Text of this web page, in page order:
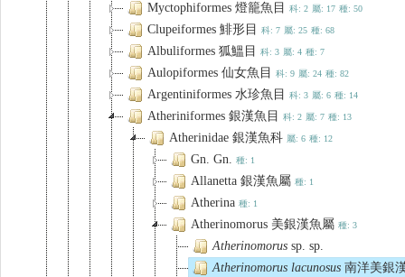
Myctophiformes 燈籠魚目 科: 2 屬: 17 種: 50
Clupeiformes 鯡形目 科: 7 屬: 25 種: 68
Albuliformes 狐鰮目 科: 3 屬: 4 種: 7
Aulopiformes 仙女魚目 科: 9 屬: 24 種: 82
Argentiniformes 水珍魚目 科: 3 屬: 6 種: 14
Atheriniformes 銀漢魚目 科: 2 屬: 7 種: 13
Atherinidae 銀漢魚科 屬: 6 種: 12
Gn. Gn. 種: 1
Allanetta 銀漢魚屬 種: 1
Atherina 種: 1
Atherinomorus 美銀漢魚屬 種: 3
Atherinomorus sp. sp.
Atherinomorus lacunosus 南洋美銀